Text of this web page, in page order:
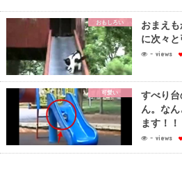
おもしろい
おまえ
に次々
- views
可愛い
すべり
ん。な
ます！！
- views